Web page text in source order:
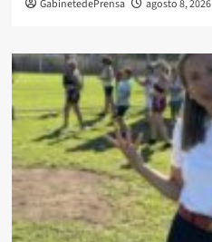
GabinetedePrensa agosto 8, 2026